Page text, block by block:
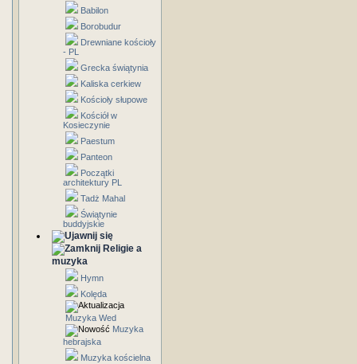
Babilon
Borobudur
Drewniane kościoły
- PL
Grecka świątynia
Kaliska cerkiew
Kościoły słupowe
Kościół w
Kosieczynie
Paestum
Panteon
Początki
architektury PL
Tadż Mahal
Świątynie
buddyjskie
Religie a
muzyka
Hymn
Kolęda
Muzyka Wed
Muzyka
hebrajska
Muzyka kościelna